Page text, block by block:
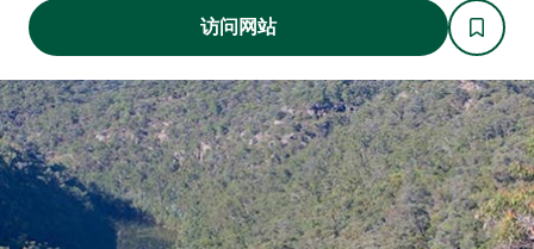
访问网站